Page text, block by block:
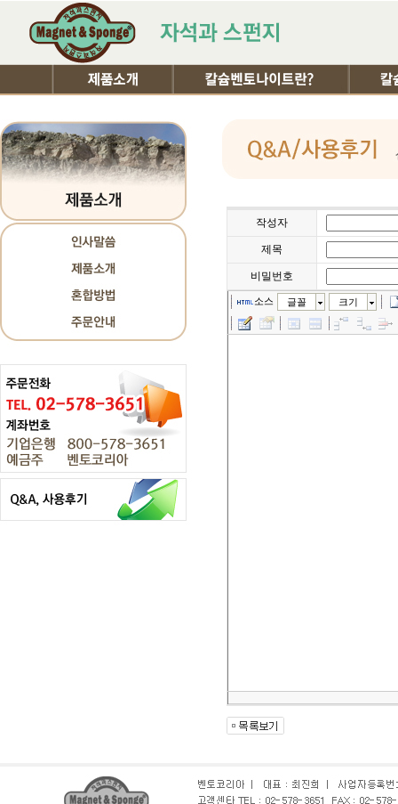
작성자
제목
비밀번호
소스 글꼴 크기